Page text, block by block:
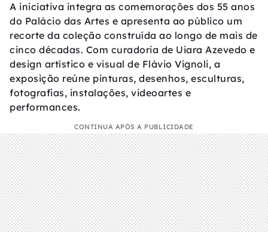
A iniciativa integra as comemorações dos 55 anos
do Palácio das Artes e apresenta ao público um
recorte da coleção construída ao longo de mais de
cinco décadas. Com curadoria de Uiara Azevedo e
design artístico e visual de Flávio Vignoli, a
exposição reúne pinturas, desenhos, esculturas,
fotografias, instalações, videoartes e
performances.
CONTINUA APÓS A PUBLICIDADE